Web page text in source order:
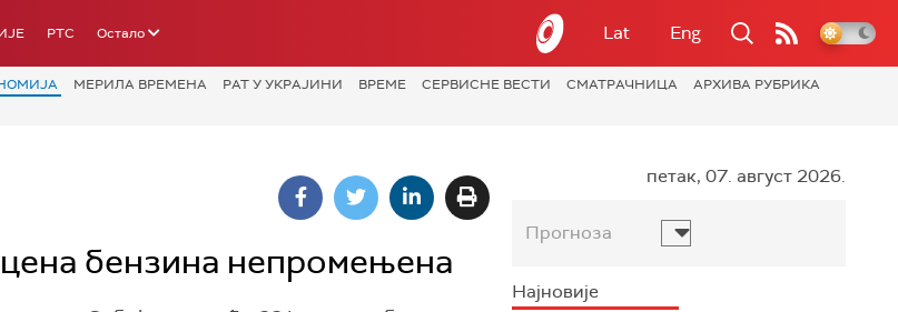
РТС Остало Lat Eng
МЕРИЛА ВРЕМЕНА РАТ У УКРАЈИНИ ВРЕМЕ СЕРВИСНЕ ВЕСТИ СМАТРАЧНИЦА
АРХИВА РУБРИКА
бензина непромењена
петак, 07. август 2026.
Прогноза
Најновије